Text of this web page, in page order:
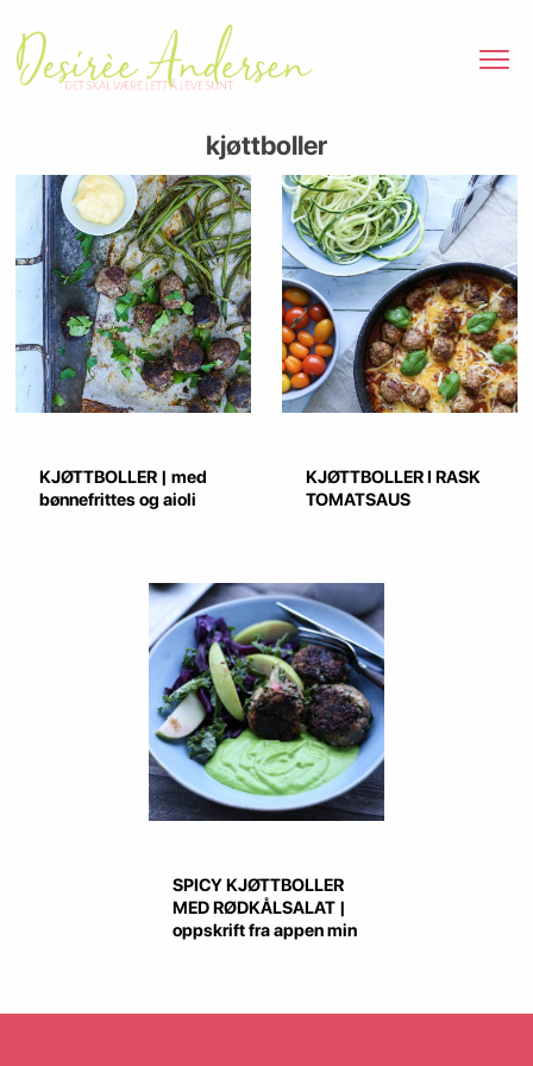
kjøttboller
KJØTTBOLLER | med
bønnefrittes og aioli
KJØTTBOLLER I RASK
TOMATSAUS
SPICY KJØTTBOLLER
MED RØDKÅLSALAT |
oppskrift fra appen min